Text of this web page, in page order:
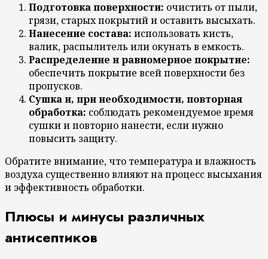
Подготовка поверхности: очистить от пыли,
грязи, старых покрытий и оставить высыхать.
Нанесение состава: использовать кисть,
валик, распылитель или окунать в емкость.
Распределение и равномерное покрытие:
обеспечить покрытие всей поверхности без
пропусков.
Сушка и, при необходимости, повторная
обработка: соблюдать рекомендуемое время
сушки и повторно нанести, если нужно
повысить защиту.
Обратите внимание, что температура и влажность
воздуха существенно влияют на процесс высыхания
и эффективность обработки.
Плюсы и минусы различных
антисептиков